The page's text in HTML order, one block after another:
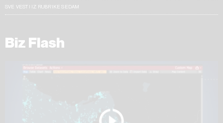
SVE VESTI IZ RUBRIKE SEDAM
Biz Flash